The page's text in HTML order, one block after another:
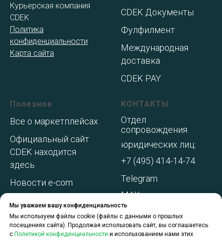
Мы уважаем вашу конфиденциальность
Мы используем файлы cookie (файлы с данными о прошлых
посещениях сайта). Продолжая использовать сайт, вы соглашаетесь
с Политикой конфиденциальности и использованием нами этих
Курьерская компания
CDEK
Политика
конфиденциальности
Карта сайта
CDEK Документы
Фулфилмент
Международная
доставка
CDEK PAY
Полезное
Все о маркетплейсах
Официальный сайт
CDEK находится
здесь
Новости e-com
Акции и
спецпредложения
КОНТАКТЫ
Отдел
сопровождения
юридических лиц:
+7 (495) 414-14-74
Telegram
MAX